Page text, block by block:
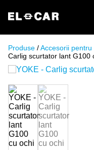
ELCAR
Produse /Accesorii
Carlig scurtator lant G100